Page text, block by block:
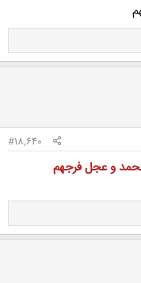
#18,640
و عجل فرجهم